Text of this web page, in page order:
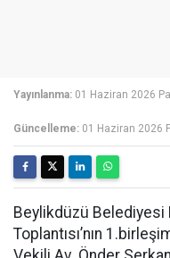
Yayınlanma: 01 Haziran 2026
Güncelleme: 01 Haziran 2026
Beylikdüzü Belediyesi
Toplantısı’nın